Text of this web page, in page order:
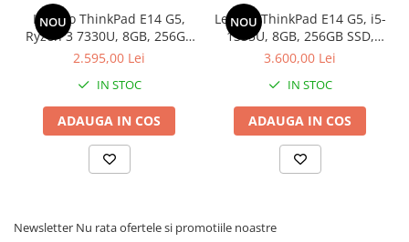
NOU
Lenovo ThinkPad E14 G5,
Ryzen 3 7330U, 8GB, 256GB
SSD, Win 11 Pro
2.595,00 Lei
IN STOC
ADAUGA IN COS
NOU
Lenovo ThinkPad E14 G5, i5-
1335U, 8GB, 256GB SSD,
Win 11 Pro
3.600,00 Lei
IN STOC
ADAUGA IN COS
Newsletter Nu rata ofertele si promotiile noastre